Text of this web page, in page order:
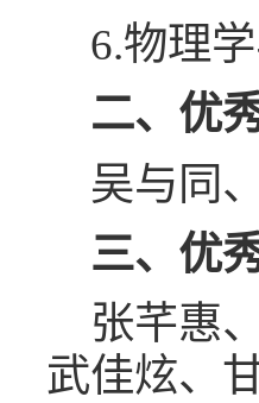
6.物理
二、优
吴与同
三、优
张芊惠
武佳炫、